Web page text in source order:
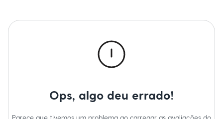
Moda praia
Biquínis
Casacos e JaquetasOps, algo deu errado!